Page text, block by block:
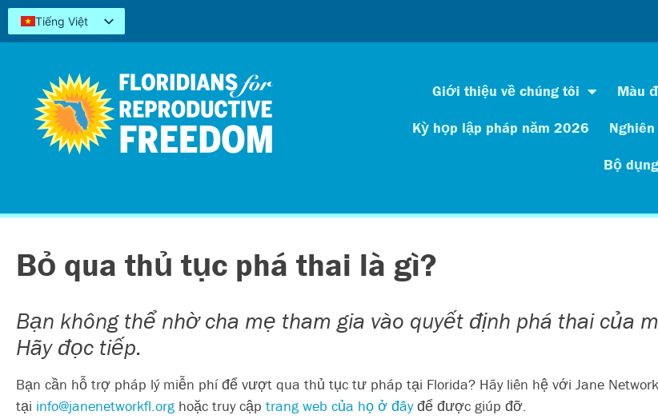
Tiếng Việt
English
Kreyòl
简体中文
العربية
Giới thiệu về chúng tôi Màu
Kỳ họp lập pháp năm 2026
Bộ
Bỏ qua thủ tục phá thai là gì?
Bạn không thể nhờ cha mẹ tham gia vào quyết định phá thai của
Hãy đọc tiếp.
Bạn cần hỗ trợ pháp lý miễn phí để vượt qua thủ tục tư pháp tại Florida? Hãy liên hệ với Jane Network
tại info@janenetworkfl.org hoặc truy cập trang web của họ ở đâyđể được giúp đỡ.